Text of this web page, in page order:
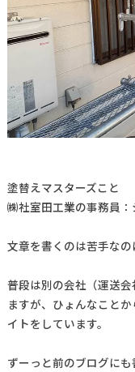
塗替えマスターズこと
㈱社室田工業の事務員
文章を書くのは苦手なの
普段は別の会社（運送
ますが、ひょんなこと
イトをしています。
ずーっと前のブログに